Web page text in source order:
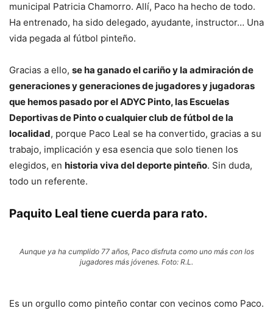
municipal Patricia Chamorro. Allí, Paco ha hecho de todo.
Ha entrenado, ha sido delegado, ayudante, instructor… Una
vida pegada al fútbol pinteño.
Gracias a ello, se ha ganado el cariño y la admiración de
generaciones y generaciones de jugadores y jugadoras
que hemos pasado por el ADYC Pinto, las Escuelas
Deportivas de Pinto o cualquier club de fútbol de la
localidad, porque Paco Leal se ha convertido, gracias a su
trabajo, implicación y esa esencia que solo tienen los
elegidos, en historia viva del deporte pinteño. Sin duda,
todo un referente.
Paquito Leal tiene cuerda para rato.
Aunque ya ha cumplido 77 años, Paco disfruta como uno más con los
jugadores más jóvenes. Foto: R.L.
Es un orgullo como pinteño contar con vecinos como Paco.